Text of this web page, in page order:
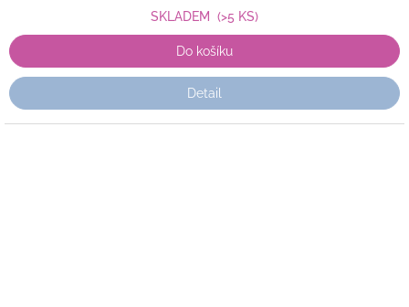
SKLADEM (>5 KS)
Do košíku
Detail